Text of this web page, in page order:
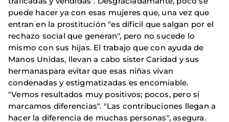
puede hacer ya con esas mujeres que, una vez que
entran en la prostitución "es díficil que salgan por el
rechazo social que generan", pero no sucede lo
mismo con sus hijas. El trabajo que con ayuda de
Manos Unidas, llevan a cabo sister Caridad y sus
hermanaspara evitar que esas niñas vivan
condenadas y estigmatizadas es encomiable.
"Vemos resultados muy positivos; pocos, pero sí
marcamos diferencias". "Las contribuciones llegan a
hacer la diferencia de muchas personas", asegura.